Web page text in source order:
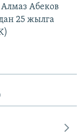
Абеков
25 жылга